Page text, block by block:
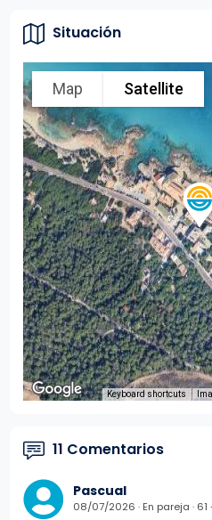
Situación
Map Satellite
Keyboard shortcuts
11 Comentarios
Pascual
08/07/2026 · En pareja ·